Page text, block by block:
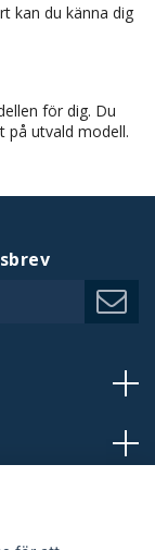
kan du känna dig
för dig. Du
på utvald modell.